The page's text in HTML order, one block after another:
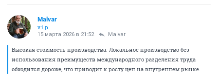
Malvar
v.i.p.
15 марта 2026 в 21:52 Malvar
Высокая стоимость производства. Локальное производство без
использования преимуществ международного разделения труда
обходится дороже, что приводит к росту цен на внутреннем рынке.